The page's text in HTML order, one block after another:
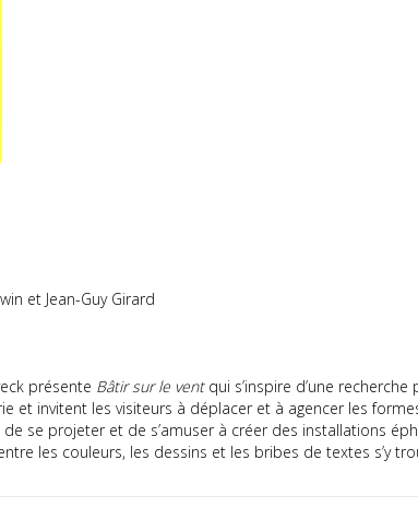
et Jean-Guy Girard
présente Bâtir sur le vent qui s’inspire d’une
et invitent les visiteurs à déplacer et à agencer les
se projeter et de s’amuser à créer des installations
les couleurs, les dessins et les bribes de textes s’y